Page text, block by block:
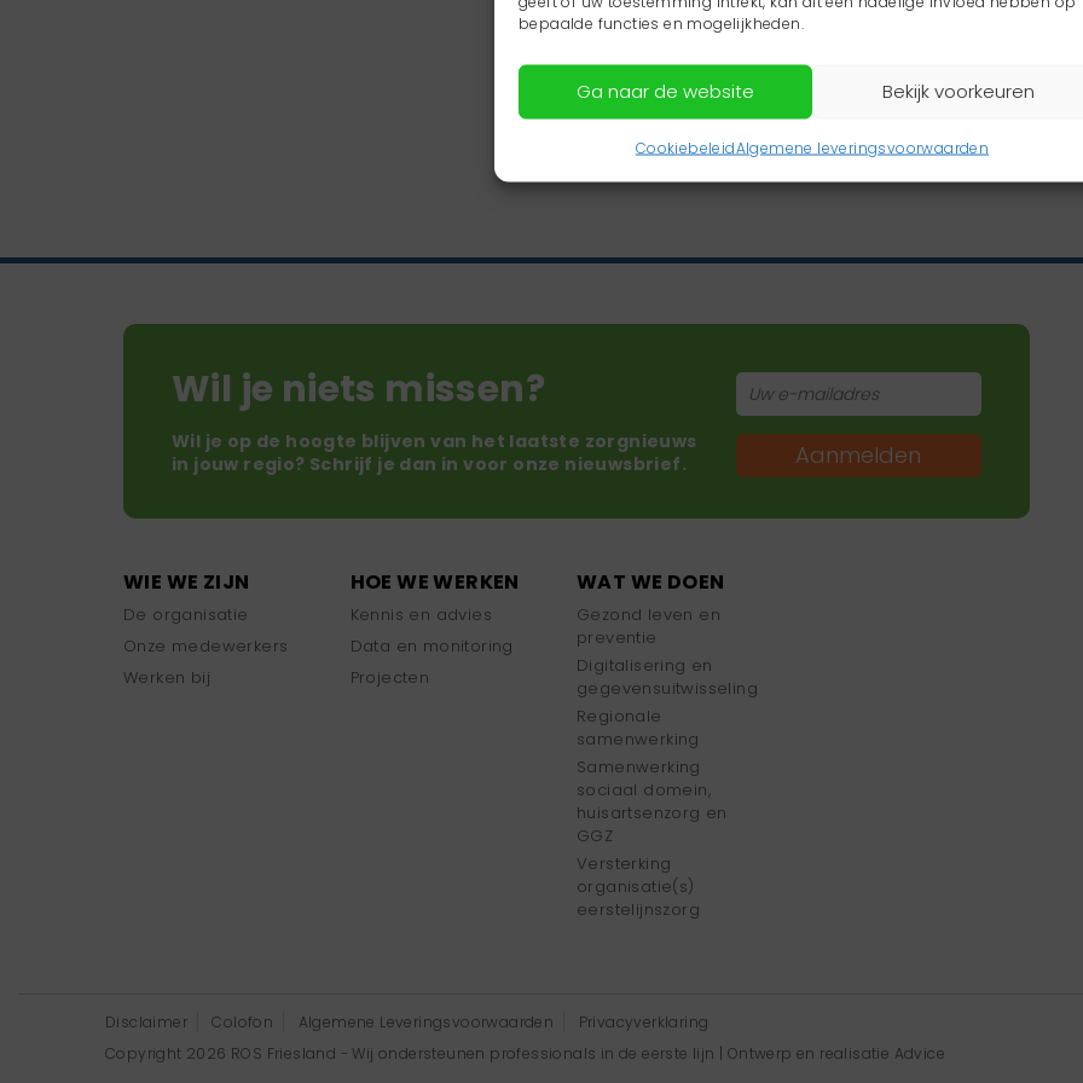
bepaalde functies en mogelijkheden.
Ga naar de website Bekijk voorkeuren
CookiebeleidAlgemene leveringsvoorwaarden
Wil je niets missen?
Wil je op de hoogte blijven van het laatste zorgnieuws
in jouw regio? Schrijf je dan in voor onze nieuwsbrief.
Aanmelden
WIE WE ZIJN
De organisatie
Onze medewerkers
Werken bij
HOE WE WERKEN
Kennis en advies
Data en monitoring
Projecten
WAT WE DOEN
Gezond leven en
preventie
Digitalisering en
gegevensuitwisseling
Regionale
samenwerking
Samenwerking
sociaal domein,
huisartsenzorg en
GGZ
Versterking
organisatie(s)
eerstelijnszorg
Disclaimer Colofon Algemene Leveringsvoorwaarden
Privacyverklaring
Copyright 2026 ROS Friesland - Wij ondersteunen professionals in de eerste lijn | Ontwerp en realisatie Advice